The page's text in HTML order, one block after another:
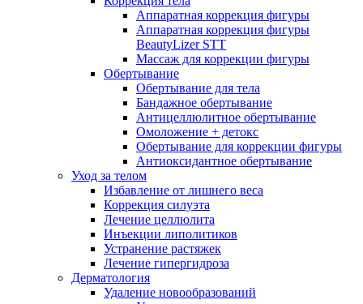
Аппаратная коррекция фигуры
Аппаратная коррекция фигуры
BeautyLizer STT
Массаж для коррекции фигуры
Обертывание
Обертывание для тела
Бандажное обертывание
Антицеллюлитное обертывание
Омоложение + детокс
Обертывание для коррекции фигуры
Антиоксидантное обертывание
Уход за телом
Избавление от лишнего веса
Коррекция силуэта
Лечение целлюлита
Инъекции липолитиков
Устранение растяжек
Лечение гипергидроза
Дерматология
Удаление новообразований